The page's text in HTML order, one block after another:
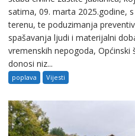
satima, 09. marta 2025.godine,
terenu, te poduzimanja
spašavanja ljudi i materijalni
vremenskih nepogoda, Općinski
donosi niz...
poplava Vijesti